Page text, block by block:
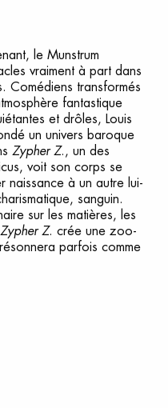
le Munstrum
vraiment à part dans
Comédiens transformés
fantastique
et drôles, Louis
un univers baroque
Zypher Z., un des
voit son corps se
naissance à un autre lui-
sanguin.
sur les matières, les
Zypher Z. crée une zoo-
parfois comme